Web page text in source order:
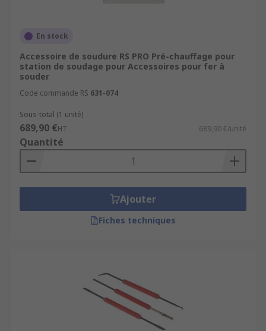
En stock
Accessoire de soudure RS PRO Pré-chauffage pour
station de soudage pour Accessoires pour fer à
souder
Code commande RS 631-074
Sous-total (1 unité)
689,90 €HT 689,90 €/unité
Quantité
Ajouter
Fiches techniques